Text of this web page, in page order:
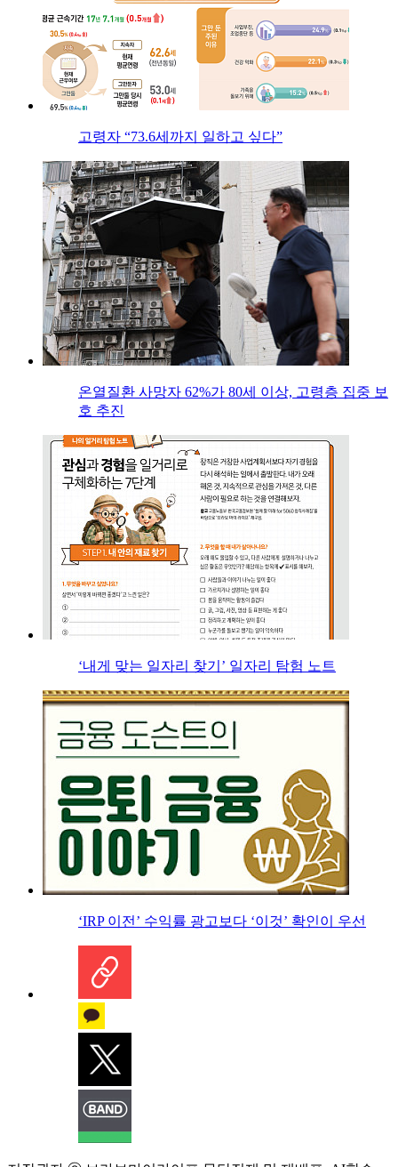
고령자 “73.6세까지 일하고 싶다”
온열질환 사망자 62%가 80세 이상, 고령층 집중 보
호 추진
‘내게 맞는 일자리 찾기’ 일자리 탐험 노트
‘IRP 이전’ 수익률 광고보다 ‘이것’ 확인이 우선